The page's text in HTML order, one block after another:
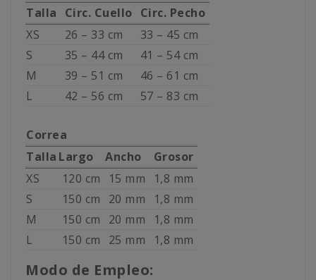
Talla Circ. Cuello Circ. Pecho
XS
26 – 33 cm
33 – 45 cm
S
35 – 44 cm
41 – 54 cm
M
39 – 51 cm
46 – 61 cm
L
42 – 56 cm 57 – 83 cm
Correa
Talla Largo Ancho
Grosor
XS
120 cm 15 mm
1,8 mm
S
150 cm 20 mm
1,8 mm
M
150 cm 20 mm
1,8 mm
L
150 cm 25 mm 1,8 mm
Modo de Empleo: